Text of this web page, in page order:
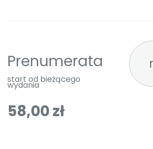
Prenumerata
start od bieżącego
wydania
58,00 zł